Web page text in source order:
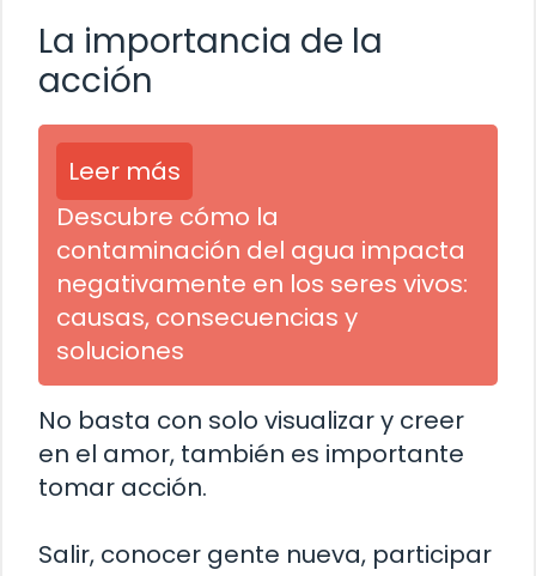
La importancia de la
acción
Leer más
Descubre cómo la
contaminación del agua impacta
negativamente en los seres vivos:
causas, consecuencias y
soluciones
No basta con solo visualizar y creer
en el amor, también es importante
tomar acción.
Salir, conocer gente nueva, participar